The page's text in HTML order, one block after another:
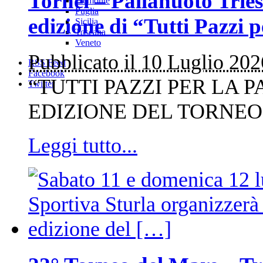
Puglia
Sicilia
Toscana
Veneto
RSS Feed
Facebook
Twitter
edizione di “Tutti Pazzi
Pubblicato il 10 Luglio
“TUTTI PAZZI PER LA
EDIZIONE DEL
Leggi tutto...